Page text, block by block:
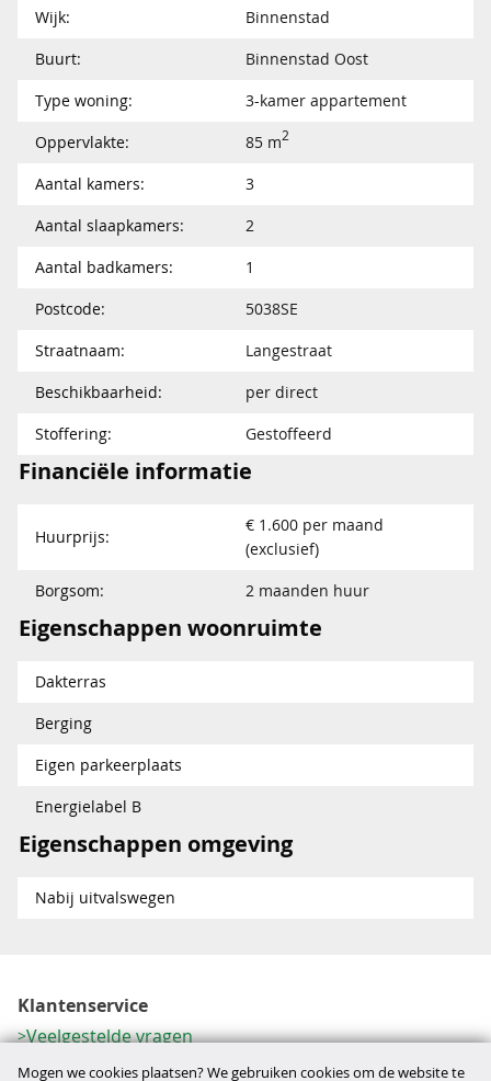
Wijk:
Binnenstad
Buurt:
Binnenstad Oost
Type woning:
3-kamer appartement
Oppervlakte:
85 m2
Aantal kamers:
3
Aantal slaapkamers:
2
Aantal badkamers:
1
Postcode:
5038SE
Straatnaam:
Langestraat
Beschikbaarheid:
per direct
Stoffering:
Gestoffeerd
Financiële informatie
Huurprijs:
€ 1.600 per maand
(exclusief)
Borgsom:
2 maanden huur
Eigenschappen woonruimte
Dakterras
Berging
Eigen parkeerplaats
Energielabel B
Eigenschappen omgeving
Nabij uitvalswegen
Klantenservice
Veelgestelde vragen
Contactformulier
Mogen we cookies plaatsen? We gebruiken cookies om de website te